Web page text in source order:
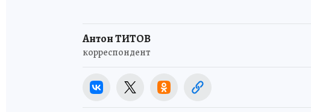
Антон ТИТОВ
корреспондент